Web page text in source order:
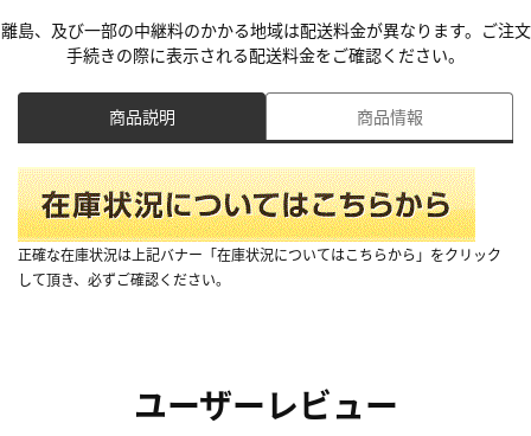
離島、及び一部の中継料のかかる地域は配送料金が異なります。ご注文
手続きの際に表示される配送料金をご確認ください。
商品説明 商品情報
正確な在庫状況は上記バナー「在庫状況についてはこちらから」をクリック
して頂き、必ずご確認ください。
ユーザーレビュー